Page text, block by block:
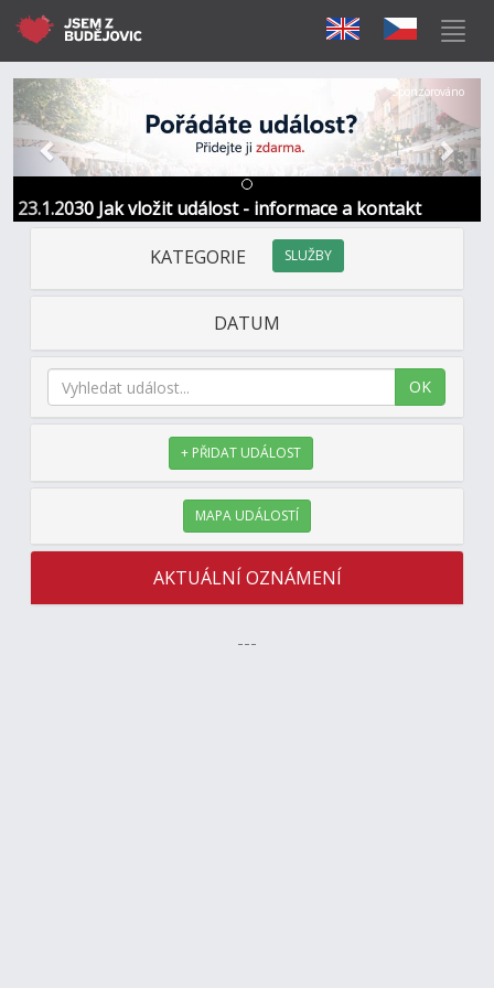
23.1.2030 Jak vložit událost - informace a kontakt
Předchozí Další
Sponzorováno
KATEGORIE SLUŽBY
DATUM
OK
+ PŘIDAT UDÁLOST
MAPA UDÁLOSTÍ
AKTUÁLNÍ OZNÁMENÍ
---